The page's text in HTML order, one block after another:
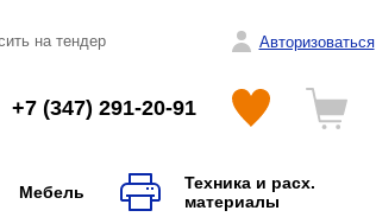
на тендер Авторизоваться
+7 (347) 291-20-91
Мебель
Техника и расх.
материалы